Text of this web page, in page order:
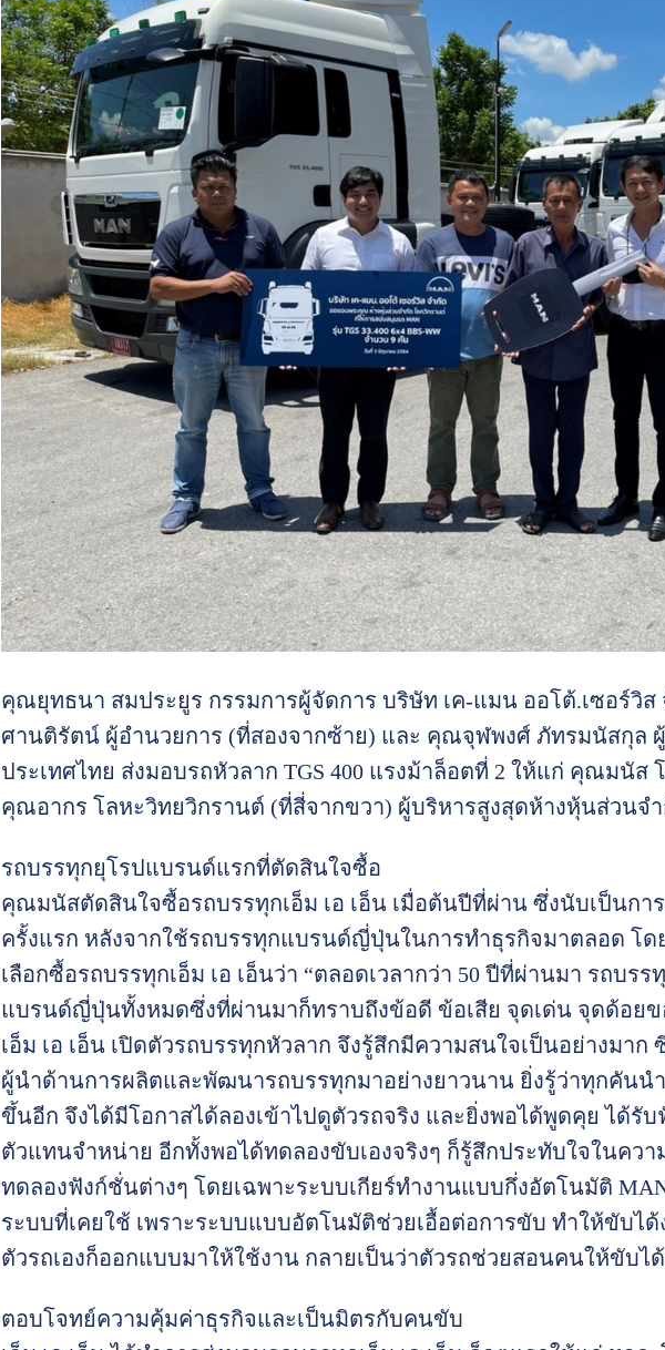
คุณยุทธนา สมประยูร กรรมการผู้จัดการ บริษัท เค-แมน ออโต้.เซอร์วิ
ศานติรัตน์ ผู้อำนวยการ (ที่สองจากซ้าย) และ คุณจุฬพงศ์ ภัทรมนัสกุล ผู้
ประเทศไทย ส่งมอบรถหัวลาก TGS 400 แรงม้าล็อตที่ 2 ให้แก่ คุณมนัส
คุณอากร โลหะวิทยวิกรานต์ (ที่สี่จากขวา) ผู้บริหารสูงสุดห้างหุ้นส่วนจ
รถบรรทุกยุโรปแบรนด์แรกที่ตัดสินใจซื้อ
คุณมนัสตัดสินใจซื้อรถบรรทุกเอ็ม เอ เอ็น เมื่อต้นปีที่ผ่าน ซึ่งนับเป็นกา
ครั้งแรก หลังจากใช้รถบรรทุกแบรนด์ญี่ปุ่นในการทำธุรกิจมาตลอด โ
เลือกซื้อรถบรรทุกเอ็ม เอ เอ็นว่า “ตลอดเวลากว่า 50 ปีที่ผ่านมา รถบร
แบรนด์ญี่ปุ่นทั้งหมดซึ่งที่ผ่านมาก็ทราบถึงข้อดี ข้อเสีย จุดเด่น จุดด้อย
เอ็ม เอ เอ็น เปิดตัวรถบรรทุกหัวลาก จึงรู้สึกมีความสนใจเป็นอย่างมาก
ผู้นำด้านการผลิตและพัฒนารถบรรทุกมาอย่างยาวนาน ยิ่งรู้ว่าทุกคันนำ
ขึ้นอีก จึงได้มีโอกาสได้ลองเข้าไปดูตัวรถจริง และยิ่งพอได้พูดคุย ได้รั
ตัวแทนจำหน่าย อีกทั้งพอได้ทดลองขับเองจริงๆ ก็รู้สึกประทับใจในคว
ทดลองฟังก์ชั่นต่างๆ โดยเฉพาะระบบเกียร์ทำงานแบบกึ่งอัตโนมัติ
ระบบที่เคยใช้ เพราะระบบแบบอัตโนมัติช่วยเอื้อต่อการขับ ทำให้ขับไ
ตัวรถเองก็ออกแบบมาให้ใช้งาน กลายเป็นว่าตัวรถช่วยสอนคนให้ขับไ
ตอบโจทย์ความคุ้มค่าธุรกิจและเป็นมิตรกับคนขับ